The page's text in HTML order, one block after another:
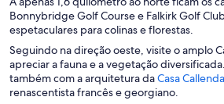
l
a
a
Bonnybridge Golf Course e Falkirk Golf
espetaculares para colinas e florestas.
Seguindo na direção oeste, visite o amplo
apreciar a fauna e a vegetação
também com a arquitetura daCasa
renascentista francês e georgiano.